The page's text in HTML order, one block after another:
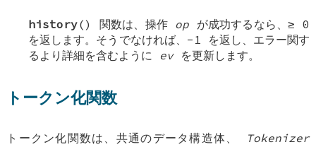
history() 関数は、操作 op が成功するなら、≥ 0
を返します。そうでなければ、-1 を返し、エラー関す
るより詳細を含むように evを更新します。
トークン化関数
トークン化関数は、共通のデータ構造体、
Tokenizer